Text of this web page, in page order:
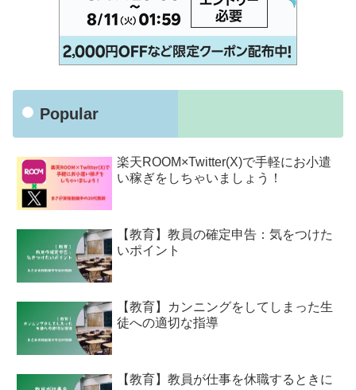
Popular
楽天ROOM×Twitter(X)で手軽にお小遣
い稼ぎをしちゃいましょう！
【教育】教員の確定申告：気をつけた
いポイント
【教育】カンニングをしてしまった生
徒への適切な指導
【教育】教員が仕事を休職するときに